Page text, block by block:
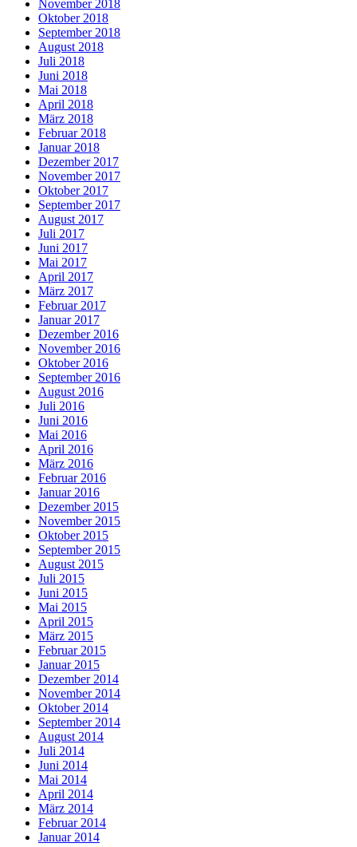
November 2018
Oktober 2018
September 2018
August 2018
Juli 2018
Juni 2018
Mai 2018
April 2018
März 2018
Februar 2018
Januar 2018
Dezember 2017
November 2017
Oktober 2017
September 2017
August 2017
Juli 2017
Juni 2017
Mai 2017
April 2017
März 2017
Februar 2017
Januar 2017
Dezember 2016
November 2016
Oktober 2016
September 2016
August 2016
Juli 2016
Juni 2016
Mai 2016
April 2016
März 2016
Februar 2016
Januar 2016
Dezember 2015
November 2015
Oktober 2015
September 2015
August 2015
Juli 2015
Juni 2015
Mai 2015
April 2015
März 2015
Februar 2015
Januar 2015
Dezember 2014
November 2014
Oktober 2014
September 2014
August 2014
Juli 2014
Juni 2014
Mai 2014
April 2014
März 2014
Februar 2014
Januar 2014